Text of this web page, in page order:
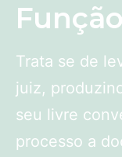
Função
Trata se de
juiz,
seu livre
processo a